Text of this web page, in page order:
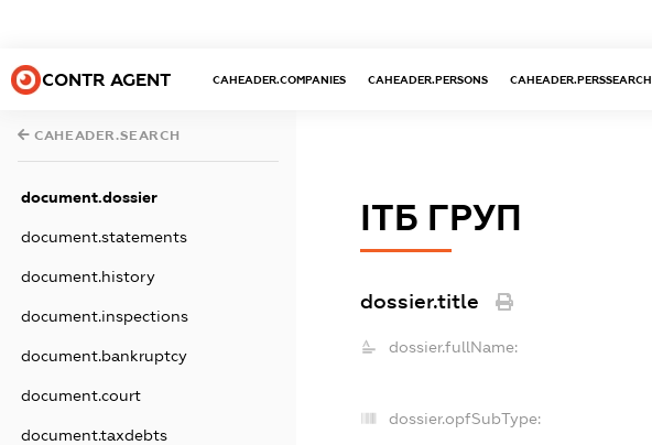
CONTR AGENT CAHEADER.COMPANIES CAHEADER.PERSONS CAHEADER.PERSSEARCH
CAHEADER.SEARCH
document.dossier
document.statements
document.history
document.inspections
document.bankruptcy
document.court
document.taxdebts
ІТБ ГРУП
dossier.title
dossier.fullName:
dossier.opfSubType: